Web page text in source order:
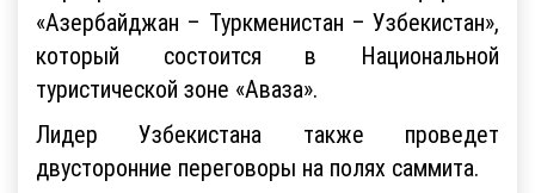
«Азербайджан – Туркменистан – Узбекистан»,
который состоится в Национальной
туристической зоне «Аваза».
Лидер Узбекистана также проведет
двусторонние переговоры на полях саммита.